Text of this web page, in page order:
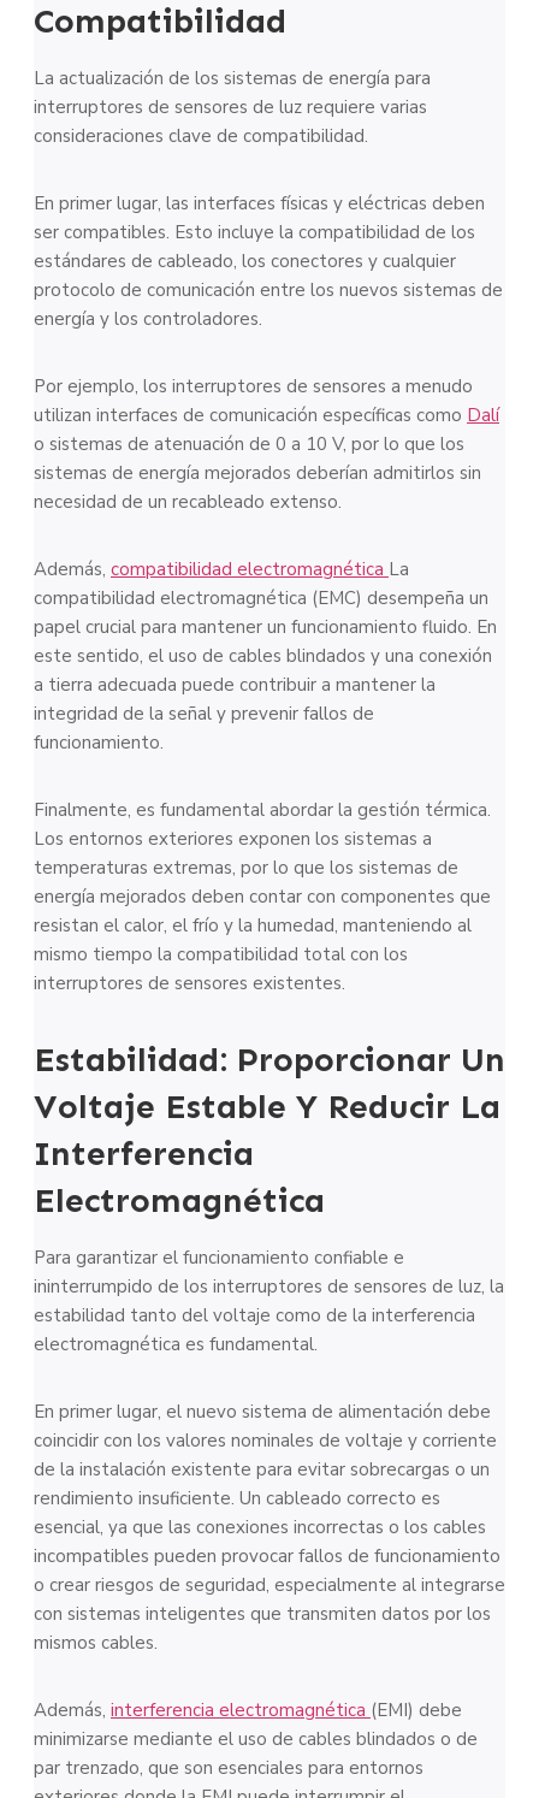
Compatibilidad
La actualización de los sistemas de energía para
interruptores de sensores de luz requiere varias
consideraciones clave de compatibilidad.
En primer lugar, las interfaces físicas y eléctricas deben
ser compatibles. Esto incluye la compatibilidad de los
estándares de cableado, los conectores y cualquier
protocolo de comunicación entre los nuevos sistemas de
energía y los controladores.
Por ejemplo, los interruptores de sensores a menudo
utilizan interfaces de comunicación específicas como Dalí
o sistemas de atenuación de 0 a 10 V, por lo que los
sistemas de energía mejorados deberían admitirlos sin
necesidad de un recableado extenso.
Además, compatibilidad electromagnética La
compatibilidad electromagnética (EMC) desempeña un
papel crucial para mantener un funcionamiento fluido. En
este sentido, el uso de cables blindados y una conexión
a tierra adecuada puede contribuir a mantener la
integridad de la señal y prevenir fallos de
funcionamiento.
Finalmente, es fundamental abordar la gestión térmica.
Los entornos exteriores exponen los sistemas a
temperaturas extremas, por lo que los sistemas de
energía mejorados deben contar con componentes que
resistan el calor, el frío y la humedad, manteniendo al
mismo tiempo la compatibilidad total con los
interruptores de sensores existentes.
Estabilidad: Proporcionar Un
Voltaje Estable Y Reducir La
Interferencia
Electromagnética
Para garantizar el funcionamiento confiable e
ininterrumpido de los interruptores de sensores de luz, la
estabilidad tanto del voltaje como de la interferencia
electromagnética es fundamental.
En primer lugar, el nuevo sistema de alimentación debe
coincidir con los valores nominales de voltaje y corriente
de la instalación existente para evitar sobrecargas o un
rendimiento insuficiente. Un cableado correcto es
esencial, ya que las conexiones incorrectas o los cables
incompatibles pueden provocar fallos de funcionamiento
o crear riesgos de seguridad, especialmente al integrarse
con sistemas inteligentes que transmiten datos por los
mismos cables.
Además, interferencia electromagnética (EMI) debe
minimizarse mediante el uso de cables blindados o de
par trenzado, que son esenciales para entornos